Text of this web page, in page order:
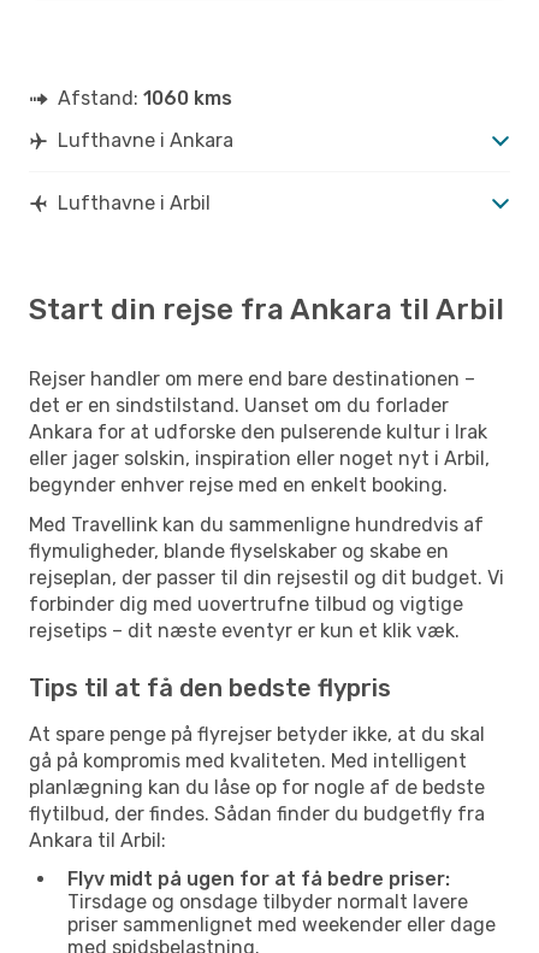
Afstand: 1060 kms
Lufthavne i Ankara
Lufthavne i Arbil
Start din rejse fra Ankara til Arbil
Rejser handler om mere end bare destinationen –
det er en sindstilstand. Uanset om du forlader
Ankara for at udforske den pulserende kultur i Irak
eller jager solskin, inspiration eller noget nyt i Arbil,
begynder enhver rejse med en enkelt booking.
Med Travellink kan du sammenligne hundredvis af
flymuligheder, blande flyselskaber og skabe en
rejseplan, der passer til din rejsestil og dit budget. Vi
forbinder dig med uovertrufne tilbud og vigtige
rejsetips – dit næste eventyr er kun et klik væk.
Tips til at få den bedste flypris
At spare penge på flyrejser betyder ikke, at du skal
gå på kompromis med kvaliteten. Med intelligent
planlægning kan du låse op for nogle af de bedste
flytilbud, der findes. Sådan finder du budgetfly fra
Ankara til Arbil:
Flyv midt på ugen for at få bedre priser:
Tirsdage og onsdage tilbyder normalt lavere
priser sammenlignet med weekender eller dage
med spidsbelastning.